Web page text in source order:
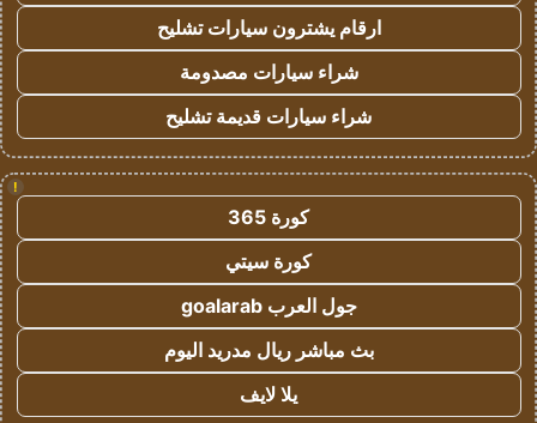
ارقام يشترون سيارات تشليح
شراء سيارات مصدومة
شراء سيارات قديمة تشليح
!
كورة 365
كورة سيتي
جول العرب goalarab
بث مباشر ريال مدريد اليوم
يلا لايف